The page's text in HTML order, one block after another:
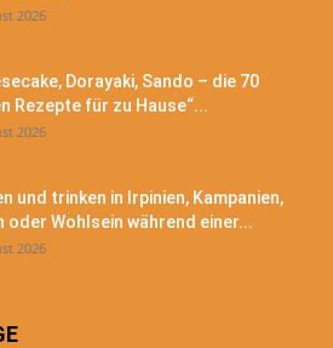
2026
Dorayaki, Sando – die 70
Rezepte für zu Hause“...
2026
und trinken in Irpinien, Kampanien,
oder Wohlsein während einer...
2026